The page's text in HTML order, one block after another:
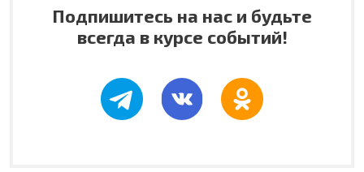
Подпишитесь на нас и будьте
всегда в курсе событий!